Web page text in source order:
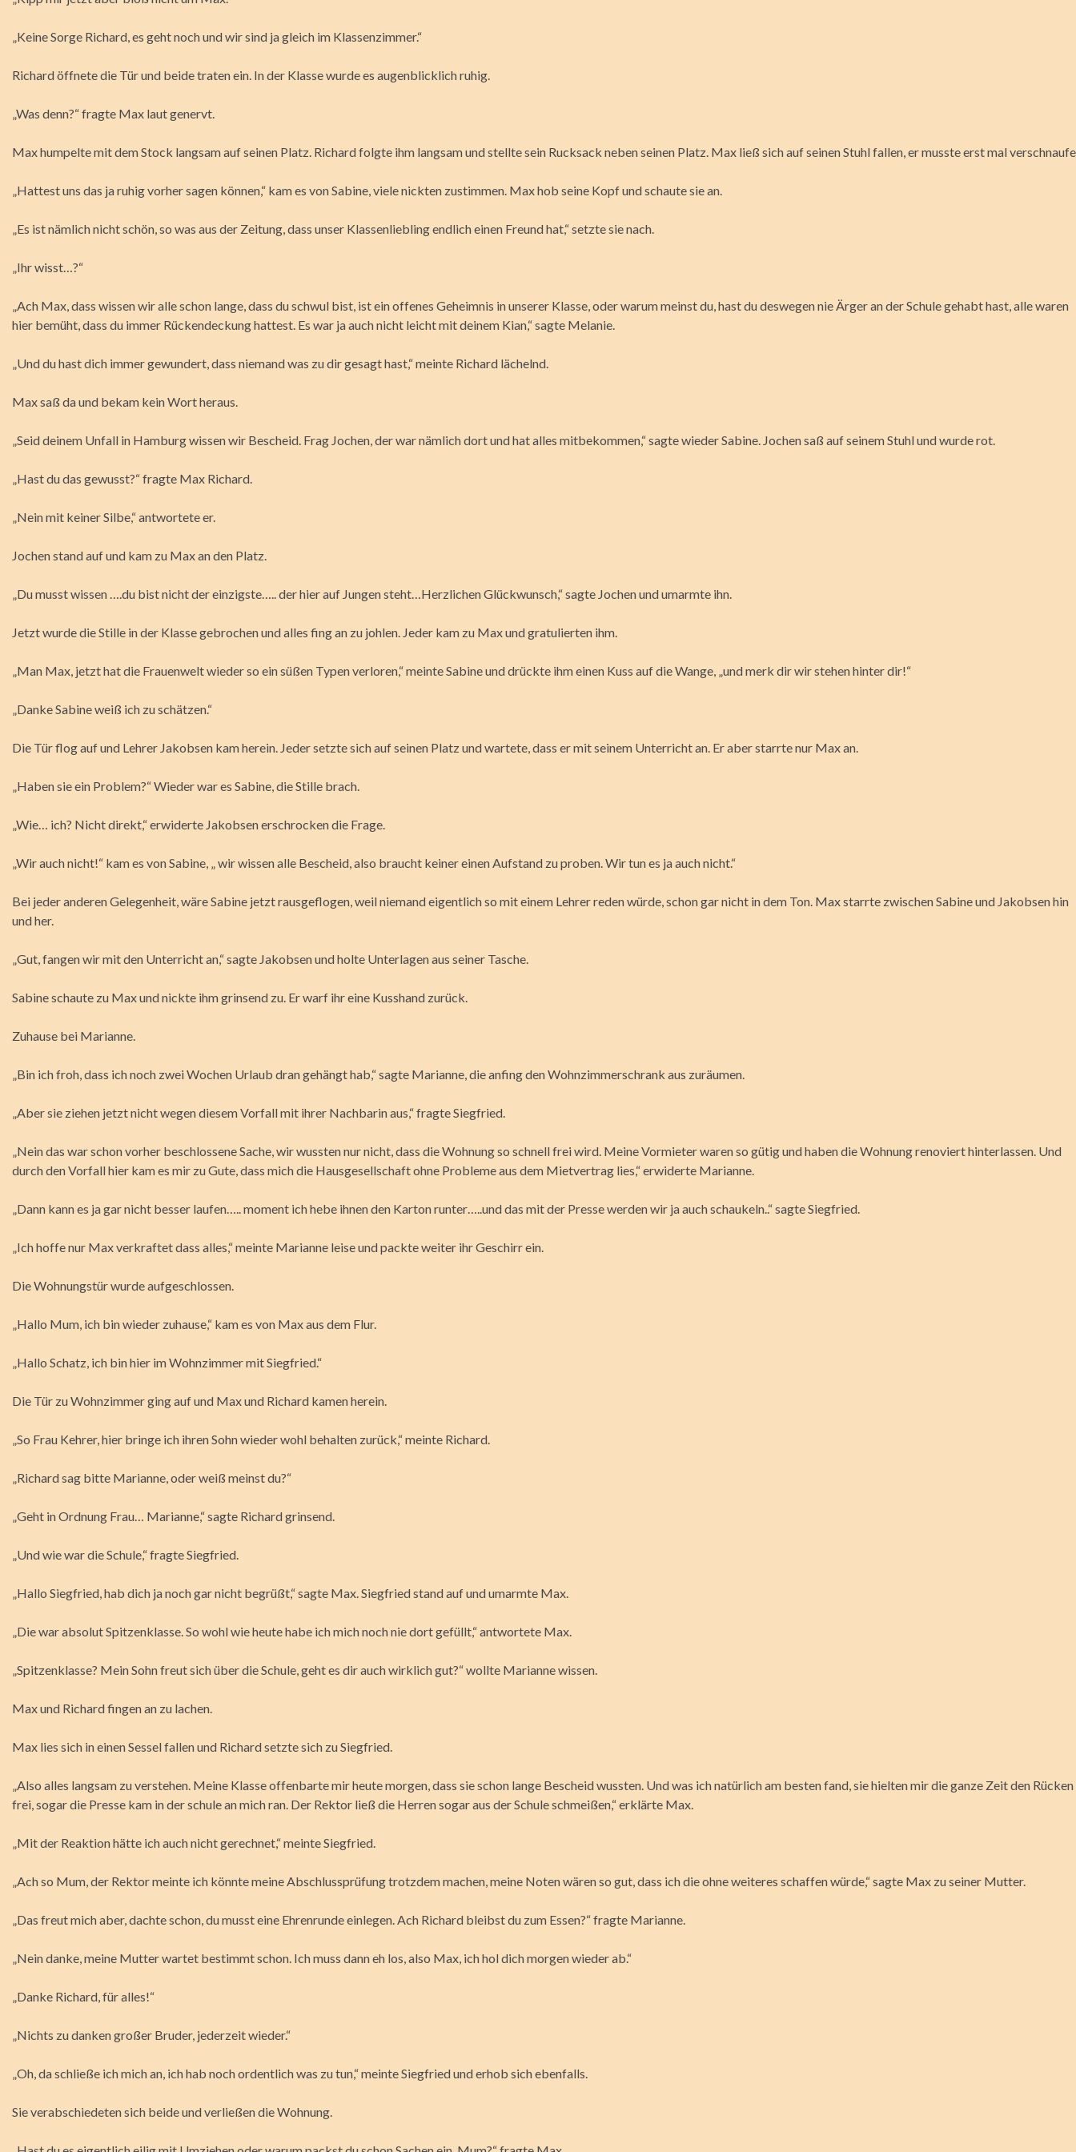
„Keine Sorge Richard, es geht noch und wir sind ja gleich im Klassenzimmer.“
Richard öffnete die Tür und beide traten ein. In der Klasse wurde es augenblicklich ruhig.
„Was denn?“ fragte Max laut genervt.
Max humpelte mit dem Stock langsam auf seinen Platz. Richard folgte ihm langsam und stellte sein Rucksack neben seinen Platz. Max ließ sich auf seinen Stuhl fallen, er musste erst mal
„Hattest uns das ja ruhig vorher sagen können,“ kam es von Sabine, viele nickten zustimmen. Max hob seine Kopf und schaute sie an.
„Es ist nämlich nicht schön, so was aus der Zeitung, dass unser Klassenliebling endlich einen Freund hat,“ setzte sie nach.
„Ihr wisst…?“
„Ach Max, dass wissen wir alle schon lange, dass du schwul bist, ist ein offenes Geheimnis in unserer Klasse, oder warum meinst du, hast du deswegen nie Ärger an der Schule gehabt hast, alle waren
hier bemüht, dass du immer Rückendeckung hattest. Es war ja auch nicht leicht mit deinem Kian,“ sagte Melanie.
„Und du hast dich immer gewundert, dass niemand was zu dir gesagt hast,“ meinte Richard lächelnd.
Max saß da und bekam kein Wort heraus.
„Seid deinem Unfall in Hamburg wissen wir Bescheid. Frag Jochen, der war nämlich dort und hat alles mitbekommen,“ sagte wieder Sabine. Jochen saß auf seinem Stuhl und wurde rot.
„Hast du das gewusst?“ fragte Max Richard.
„Nein mit keiner Silbe,“ antwortete er.
Jochen stand auf und kam zu Max an den Platz.
„Du musst wissen ….du bist nicht der einzigste….. der hier auf Jungen steht…Herzlichen Glückwunsch,“ sagte Jochen und umarmte ihn.
Jetzt wurde die Stille in der Klasse gebrochen und alles fing an zu johlen. Jeder kam zu Max und gratulierten ihm.
„Man Max, jetzt hat die Frauenwelt wieder so ein süßen Typen verloren,“ meinte Sabine und drückte ihm einen Kuss auf die Wange, „und merk dir wir stehen hinter dir!“
„Danke Sabine weiß ich zu schätzen.“
Die Tür flog auf und Lehrer Jakobsen kam herein. Jeder setzte sich auf seinen Platz und wartete, dass er mit seinem Unterricht an. Er aber starrte nur Max an.
„Haben sie ein Problem?“ Wieder war es Sabine, die Stille brach.
„Wie… ich? Nicht direkt,“ erwiderte Jakobsen erschrocken die Frage.
„Wir auch nicht!“ kam es von Sabine, „ wir wissen alle Bescheid, also braucht keiner einen Aufstand zu proben. Wir tun es ja auch nicht.“
Bei jeder anderen Gelegenheit, wäre Sabine jetzt rausgeflogen, weil niemand eigentlich so mit einem Lehrer reden würde, schon gar nicht in dem Ton. Max starrte zwischen Sabine und Jakobsen hin
und her.
„Gut, fangen wir mit den Unterricht an,“ sagte Jakobsen und holte Unterlagen aus seiner Tasche.
Sabine schaute zu Max und nickte ihm grinsend zu. Er warf ihr eine Kusshand zurück.
Zuhause bei Marianne.
„Bin ich froh, dass ich noch zwei Wochen Urlaub dran gehängt hab,“ sagte Marianne, die anfing den Wohnzimmerschrank aus zuräumen.
„Aber sie ziehen jetzt nicht wegen diesem Vorfall mit ihrer Nachbarin aus,“ fragte Siegfried.
„Nein das war schon vorher beschlossene Sache, wir wussten nur nicht, dass die Wohnung so schnell frei wird. Meine Vormieter waren so gütig und haben die Wohnung renoviert hinterlassen. Und
durch den Vorfall hier kam es mir zu Gute, dass mich die Hausgesellschaft ohne Probleme aus dem Mietvertrag lies,“ erwiderte Marianne.
„Dann kann es ja gar nicht besser laufen….. moment ich hebe ihnen den Karton runter…..und das mit der Presse werden wir ja auch schaukeln..“ sagte Siegfried.
„Ich hoffe nur Max verkraftet dass alles,“ meinte Marianne leise und packte weiter ihr Geschirr ein.
Die Wohnungstür wurde aufgeschlossen.
„Hallo Mum, ich bin wieder zuhause,“ kam es von Max aus dem Flur.
„Hallo Schatz, ich bin hier im Wohnzimmer mit Siegfried.“
Die Tür zu Wohnzimmer ging auf und Max und Richard kamen herein.
„So Frau Kehrer, hier bringe ich ihren Sohn wieder wohl behalten zurück,“ meinte Richard.
„Richard sag bitte Marianne, oder weiß meinst du?“
„Geht in Ordnung Frau… Marianne,“ sagte Richard grinsend.
„Und wie war die Schule,“ fragte Siegfried.
„Hallo Siegfried, hab dich ja noch gar nicht begrüßt,“ sagte Max. Siegfried stand auf und umarmte Max.
„Die war absolut Spitzenklasse. So wohl wie heute habe ich mich noch nie dort gefüllt,“ antwortete Max.
„Spitzenklasse? Mein Sohn freut sich über die Schule, geht es dir auch wirklich gut?“ wollte Marianne wissen.
Max und Richard fingen an zu lachen.
Max lies sich in einen Sessel fallen und Richard setzte sich zu Siegfried.
„Also alles langsam zu verstehen. Meine Klasse offenbarte mir heute morgen, dass sie schon lange Bescheid wussten. Und was ich natürlich am besten fand, sie hielten mir die ganze Zeit den Rücken
frei, sogar die Presse kam in der schule an mich ran. Der Rektor ließ die Herren sogar aus der Schule schmeißen,“ erklärte Max.
„Mit der Reaktion hätte ich auch nicht gerechnet,“ meinte Siegfried.
„Ach so Mum, der Rektor meinte ich könnte meine Abschlussprüfung trotzdem machen, meine Noten wären so gut, dass ich die ohne weiteres schaffen würde,“ sagte Max zu seiner Mutter.
„Das freut mich aber, dachte schon, du musst eine Ehrenrunde einlegen. Ach Richard bleibst du zum Essen?“ fragte Marianne.
„Nein danke, meine Mutter wartet bestimmt schon. Ich muss dann eh los, also Max, ich hol dich morgen wieder ab.“
„Danke Richard, für alles!“
„Nichts zu danken großer Bruder, jederzeit wieder.“
„Oh, da schließe ich mich an, ich hab noch ordentlich was zu tun,“ meinte Siegfried und erhob sich ebenfalls.
Sie verabschiedeten sich beide und verließen die Wohnung.